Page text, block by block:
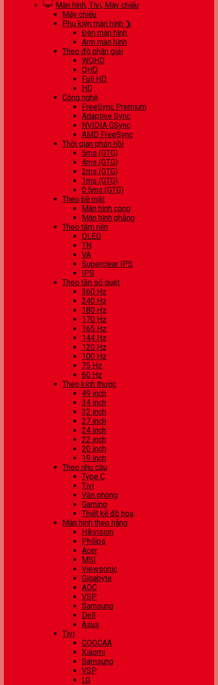
Màn hình, Tivi, Máy chiếu
Máy chiếu
Phụ kiện màn hình ❯
Đèn màn hình
Arm màn hình
Theo độ phân giải
WQHD
QHD
Full HD
HD
Công nghệ
FreeSync Premium
Adaptive Sync
NVIDIA GSync
AMD FreeSync
Thời gian phản hồi
5ms (GTG)
4ms (GTG)
2ms (GTG)
1ms (GTG)
0.5ms (GTG)
Theo bề mặt
Màn hình cong
Màn hình phẳng
Theo tấm nền
OLED
TN
VA
Superclear IPS
IPS
Theo tần số quét
360 Hz
240 Hz
180 Hz
170 Hz
165 Hz
144 Hz
120 Hz
100 Hz
75 Hz
60 Hz
Theo kích thước
49 inch
34 inch
32 inch
27 inch
24 inch
22 inch
20 inch
19 inch
Theo nhu cầu
Type C
Tivi
Văn phòng
Gaming
Thiết kế đồ hoạ
Màn hình theo hãng
Hikvision
Philips
Acer
MSI
Viewsonic
Gigabyte
AOC
VSP
Samsung
Dell
Asus
Tivi
COOCAA
Xiaomi
Samsung
VSP
LG